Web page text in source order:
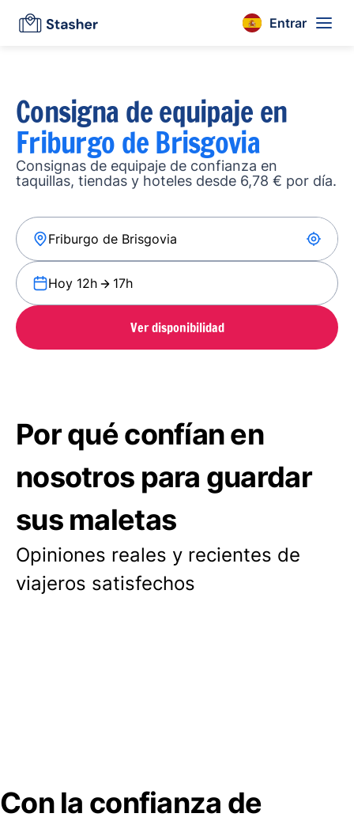
Entrar
Consigna de equipaje en
Friburgo de Brisgovia
Consignas de equipaje de confianza en
taquillas, tiendas y hoteles desde 6,78 € por día.
Hoy 12h 17h
Ver disponibilidad
Por qué confían en
nosotros para guardar
sus maletas
Opiniones reales y recientes de
viajeros satisfechos
Con la confianza de